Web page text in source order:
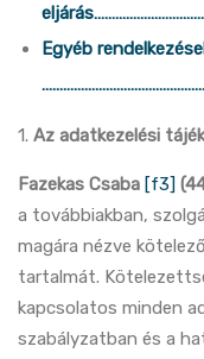
Egyéb
1. Az adatkezelési
Fazekas Csaba [f3]
a továbbiakban,
magára nézve
tartalmát.
kapcsolatos minden
szabályzatban és a